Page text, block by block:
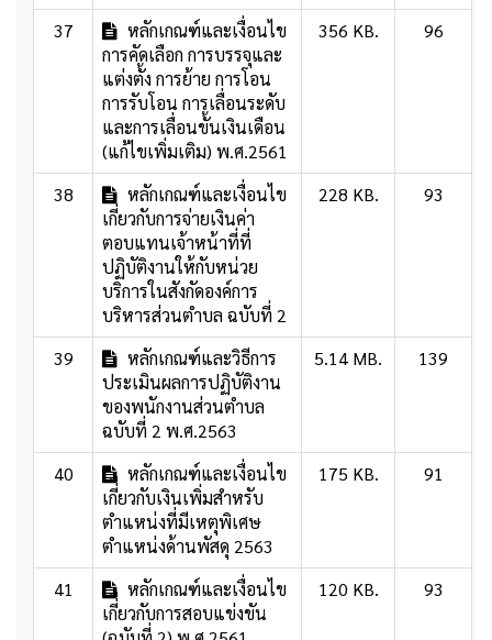
37
หลักเกณฑ์และเงื่อนไข
การคัดเลือก การบรรจุและ
แต่งตั้ง การย้าย การโอน
การรับโอน การเลื่อนระดับ
และการเลื่อนขั้นเงินเดือน
(แก้ไขเพิ่มเติม) พ.ศ.2561
356 KB. 96
38
หลักเกณฑ์และเงื่อนไข
เกี่ยวกับการจ่ายเงินค่า
ตอบแทนเจ้าหน้าที่ที่
ปฏิบัติงานให้กับหน่วย
บริการในสังกัดองค์การ
บริหารส่วนตำบล ฉบับที่ 2
228 KB. 93
39
หลักเกณฑ์และวิธีการ
ประเมินผลการปฏิบัติงาน
ของพนักงานส่วนตำบล
ฉบับที่ 2 พ.ศ.2563
5.14 MB. 139
40
หลักเกณฑ์และเงื่อนไข
เกี่ียวกับเงินเพิ่มสำหรับ
ตำแหน่งที่มีเหตุพิเศษ
ตำแหน่งด้านพัสดุ 2563
175 KB. 91
41
หลักเกณฑ์และเงื่อนไข
เกี่ียวกับการสอบแข่งขัน
120 KB. 93